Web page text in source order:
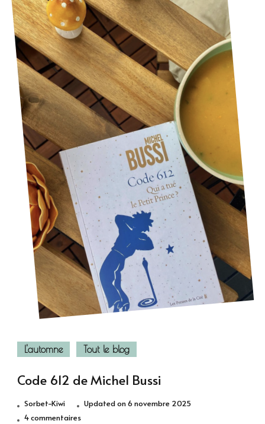
L'automne Tout le blog
Code 612 de Michel Bussi
Sorbet-Kiwi Updated on6 novembre 2025
4 commentairessur